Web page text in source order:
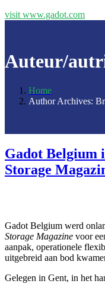
visit www.gadot.com
Auteur/
Home
Author Archives:
Gadot Belgium
Storage
Gadot Belgium werd
Storage Magazine voor
aanpak, operationele
uitgebreid aan bod
Gelegen in Gent, in het